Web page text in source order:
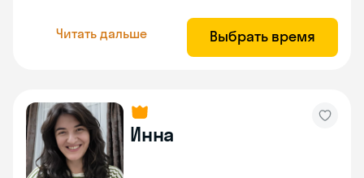
Читать дальше Выбрать время
Инна